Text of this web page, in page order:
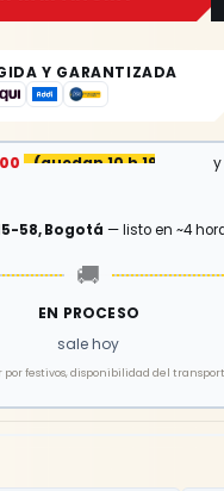
Y GARANTIZADA
(quedan 10 h 19 min
58, Bogotá — listo en ~4
🚚
EN PROCESO
sale hoy
por festivos, disponibilidad del